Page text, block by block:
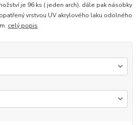
je 96 ks ( jeden arch). dále pak násobky
vrstvou UV akrylového laku odolného
celý popis